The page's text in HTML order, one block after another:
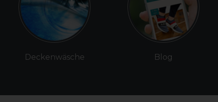
Deckenwäsche Blog